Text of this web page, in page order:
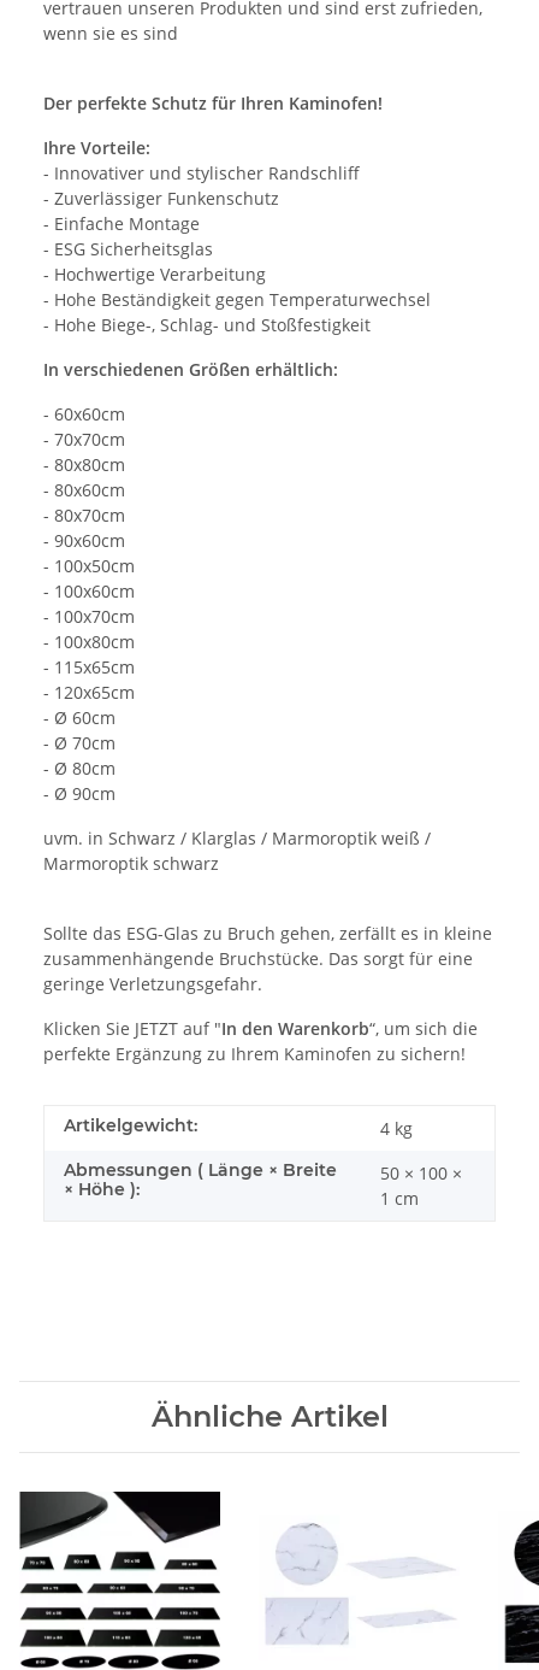
vertrauen unseren Produkten und sind erst zufrieden,
wenn sie es sind
Der perfekte Schutz für Ihren Kaminofen!
Ihre Vorteile:
- Innovativer und stylischer Randschliff
- Zuverlässiger Funkenschutz
- Einfache Montage
- ESG Sicherheitsglas
- Hochwertige Verarbeitung
- Hohe Beständigkeit gegen Temperaturwechsel
- Hohe Biege-, Schlag- und Stoßfestigkeit
In verschiedenen Größen erhältlich:
- 60x60cm
- 70x70cm
- 80x80cm
- 80x60cm
- 80x70cm
- 90x60cm
- 100x50cm
- 100x60cm
- 100x70cm
- 100x80cm
- 115x65cm
- 120x65cm
- Ø 60cm
- Ø 70cm
- Ø 80cm
- Ø 90cm
uvm. in Schwarz / Klarglas / Marmoroptik weiß /
Marmoroptik schwarz
Sollte das ESG-Glas zu Bruch gehen, zerfällt es in kleine
zusammenhängende Bruchstücke. Das sorgt für eine
geringe Verletzungsgefahr.
Klicken Sie JETZT auf "In den Warenkorb“, um sich die
perfekte Ergänzung zu Ihrem Kaminofen zu sichern!
Artikelgewicht: 4 kg
Abmessungen ( Länge × Breite
× Höhe ):
50 × 100 ×
1 cm
Ähnliche Artikel